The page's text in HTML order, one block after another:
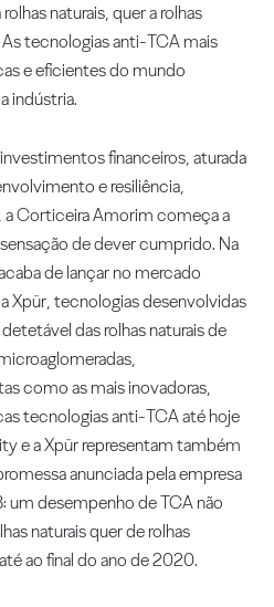
naturais, quer a rolhas
tecnologias anti-TCA mais
e eficientes do mundo
indústria.
financeiros, aturada
e resiliência,
Corticeira Amorim começa a
de dever cumprido. Na
de lançar no mercado
Xpür, tecnologias desenvolvidas
das rolhas naturais de
como as mais inovadoras,
tecnologias anti-TCA até hoje
e a Xpür representam também
anunciada pela empresa
um desempenho de TCA não
naturais quer de rolhas
ao final do ano de 2020.